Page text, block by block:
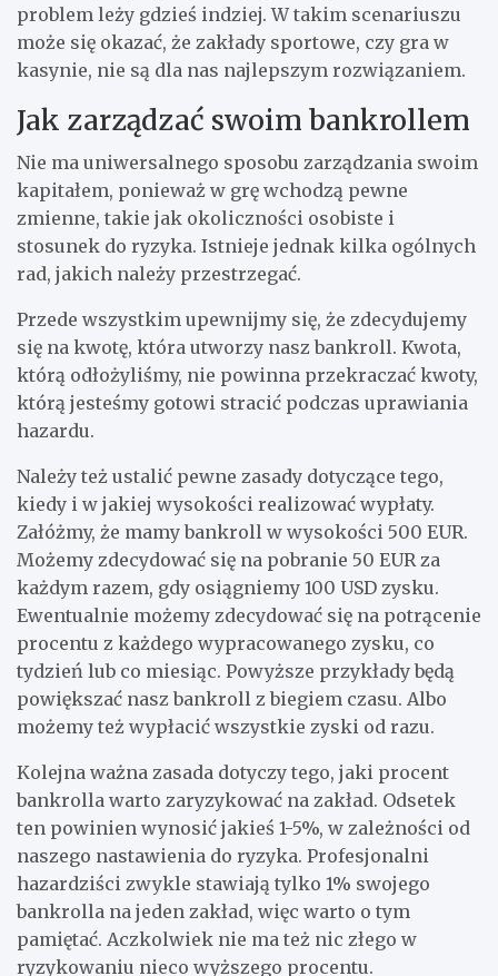
problem leży gdzieś indziej. W takim scenariuszu
może się okazać, że zakłady sportowe, czy gra w
kasynie, nie są dla nas najlepszym rozwiązaniem.
Jak zarządzać swoim bankrollem
Nie ma uniwersalnego sposobu zarządzania swoim
kapitałem, ponieważ w grę wchodzą pewne
zmienne, takie jak okoliczności osobiste i
stosunek do ryzyka. Istnieje jednak kilka ogólnych
rad, jakich należy przestrzegać.
Przede wszystkim upewnijmy się, że zdecydujemy
się na kwotę, która utworzy nasz bankroll. Kwota,
którą odłożyliśmy, nie powinna przekraczać kwoty,
którą jesteśmy gotowi stracić podczas uprawiania
hazardu.
Należy też ustalić pewne zasady dotyczące tego,
kiedy i w jakiej wysokości realizować wypłaty.
Załóżmy, że mamy bankroll w wysokości 500 EUR.
Możemy zdecydować się na pobranie 50 EUR za
każdym razem, gdy osiągniemy 100 USD zysku.
Ewentualnie możemy zdecydować się na potrącenie
procentu z każdego wypracowanego zysku, co
tydzień lub co miesiąc. Powyższe przykłady będą
powiększać nasz bankroll z biegiem czasu. Albo
możemy też wypłacić wszystkie zyski od razu.
Kolejna ważna zasada dotyczy tego, jaki procent
bankrolla warto zaryzykować na zakład. Odsetek
ten powinien wynosić jakieś 1-5%, w zależności od
naszego nastawienia do ryzyka. Profesjonalni
hazardziści zwykle stawiają tylko 1% swojego
bankrolla na jeden zakład, więc warto o tym
pamiętać. Aczkolwiek nie ma też nic złego w
ryzykowaniu nieco wyższego procentu.